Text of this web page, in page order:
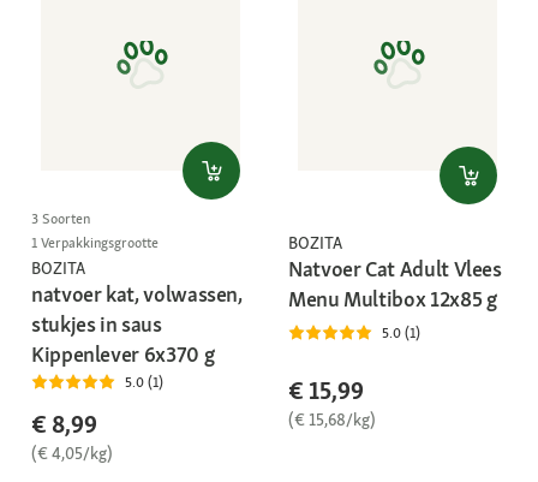
3 Soorten
1 Verpakkingsgrootte
BOZITA
natvoer kat, volwassen,
stukjes in saus
Kippenlever 6x370 g
5.0 (1)
€ 8,99
(€ 4,05/kg)
BOZITA
Natvoer Cat Adult Vlees
Menu Multibox 12x85 g
5.0 (1)
€ 15,99
(€ 15,68/kg)